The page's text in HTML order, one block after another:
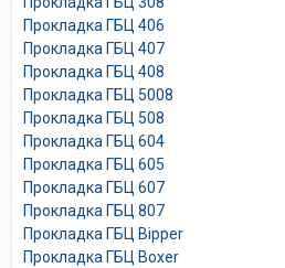
Прокладка ГБЦ 406
Прокладка ГБЦ 407
Прокладка ГБЦ 408
Прокладка ГБЦ 5008
Прокладка ГБЦ 508
Прокладка ГБЦ 604
Прокладка ГБЦ 605
Прокладка ГБЦ 607
Прокладка ГБЦ 807
Прокладка ГБЦ Bipper
Прокладка ГБЦ Boxer